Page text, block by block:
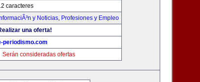
caracteres
y Noticias, Profesiones y Empleo
una oferta!
periodismo.com
Serán consideradas ofertas